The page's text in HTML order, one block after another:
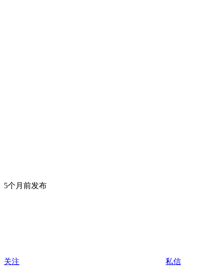
5个月前发布
关注 私信